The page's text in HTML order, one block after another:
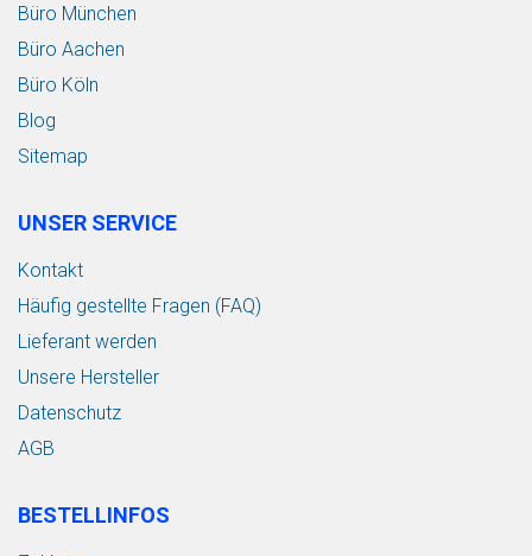
Büro München
Büro Aachen
Büro Köln
Blog
Sitemap
UNSER SERVICE
Kontakt
Häufig gestellte Fragen (FAQ)
Lieferant werden
Unsere Hersteller
Datenschutz
AGB
BESTELLINFOS